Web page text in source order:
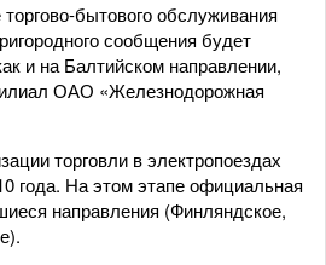
бытового обслуживания
сообщения будет
и на Балтийском направлении,
ОАО «Железнодорожная
торговли в электропоездах
года. На этом этапе официальная
направления (Финляндское,